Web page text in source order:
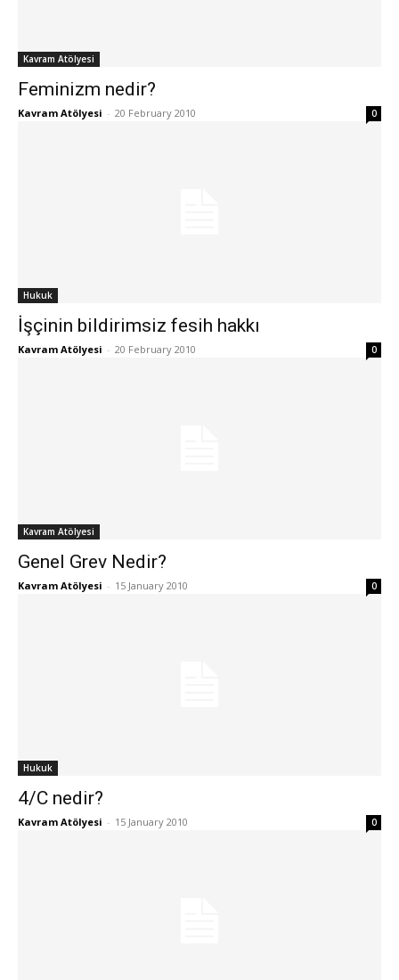
Kavram Atölyesi
Feminizm nedir?
Kavram Atölyesi - 20 February 2010 0
Hukuk
İşçinin bildirimsiz fesih hakkı
Kavram Atölyesi - 20 February 2010 0
Kavram Atölyesi
Genel Grev Nedir?
Kavram Atölyesi - 15 January 2010 0
Hukuk
4/C nedir?
Kavram Atölyesi - 15 January 2010 0